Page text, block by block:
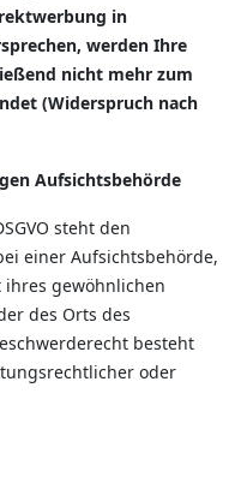
in
werden Ihre
nicht mehr zum
(Widerspruch nach
Aufsichtsbehörde
steht den
einer Aufsichtsbehörde,
gewöhnlichen
des Orts des
besteht
oder